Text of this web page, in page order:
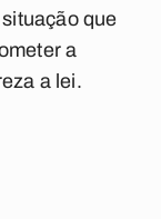
que
a
a lei.